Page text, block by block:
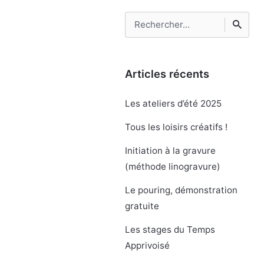
Rechercher
Articles récents
Les ateliers d’été 2025
Tous les loisirs créatifs !
Initiation à la gravure
(méthode linogravure)
Le pouring, démonstration
gratuite
Les stages du Temps
Apprivoisé